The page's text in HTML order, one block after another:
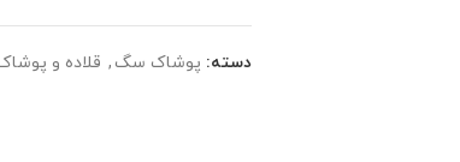
دسته: پوشاک سگ , قلاده و